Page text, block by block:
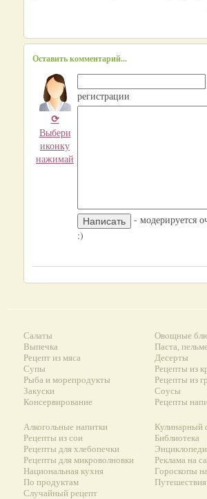
Оставить комментарий...
⟳
Выбери
иконку
нажимай
регистрации
- модерируется
:)
Салаты
Выпечка
Рецепт из мяса
Супы
Рыба и морепродукты
Закуски
Консервирование
Овощные
Паста,
Десерты
Рецепты из
Рецепты из
Соусы
Рецепты
Алкогольные напитки
Рецепты из сои
Рецепты для хлебопечки
Рецепты для микроволновки
Национальная кухня
По продуктам
Случайный рецепт
Кулинарный
Библиотека
Реклама на
Гороскопы